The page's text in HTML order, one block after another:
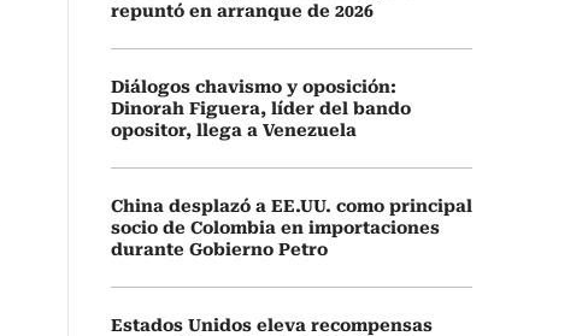
repuntó en arranque de 2026
Diálogos chavismo y oposición:
Dinorah Figuera, líder del bando
opositor, llega a Venezuela
China desplazó a EE.UU. como principal
socio de Colombia en importaciones
durante Gobierno Petro
Estados Unidos eleva recompensas